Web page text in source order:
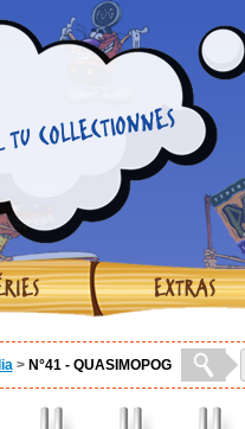
COLLECTIONNES
EXTRAS
> N°41 - QUASIMOPOG